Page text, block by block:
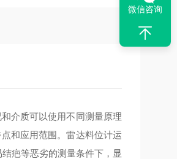
介质可以使用不同测量原理
和应用范围。雷达料位计运
疤等恶劣的测量条件下，显
微信咨询